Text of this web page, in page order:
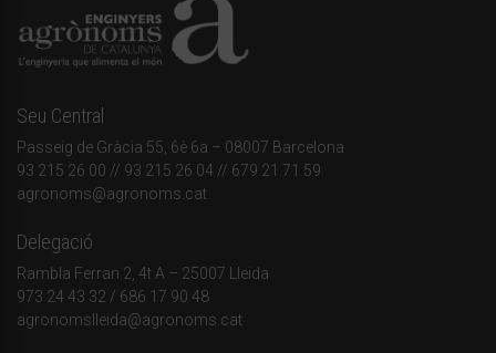
Seu Central
Passeig de Gràcia 55, 6è 6a – 08007 Barcelona
93 215 26 00 // 93 215 26 04 // 679 21 71 59
agronoms@agronoms.cat
Delegació
Rambla Ferran 2, 4t A – 25007 Lleida
973 24 43 32 / 686 17 90 48
agronomslleida@agronoms.cat